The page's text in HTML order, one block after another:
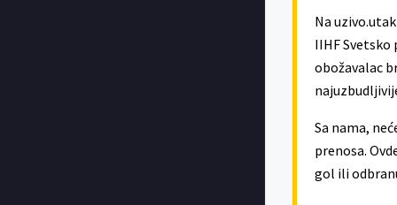
Na
IIHF Svetsko
obožavalac
Sa nama,
prenosa.
gol ili